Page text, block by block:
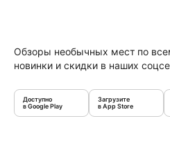
Обзоры необычных мест по
новинки и скидки в наших
Доступно
в Google Play
Загрузите
в App Store